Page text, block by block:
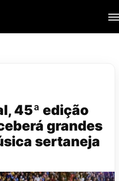
45ª edição
grandes
sertaneja